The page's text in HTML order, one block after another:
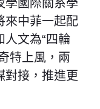
學國際關系學
來中菲一起配
人文為“四輪
特上風，兩
對接，推進更